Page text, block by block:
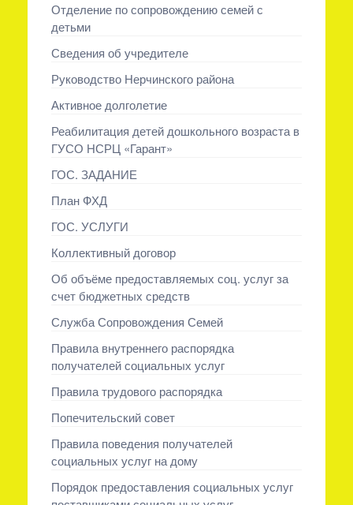
Отделение по сопровождению семей с
детьми
Сведения об учредителе
Руководство Нерчинского района
Активное долголетие
Реабилитация детей дошкольного возраста в
ГУСО НСРЦ «Гарант»
ГОС. ЗАДАНИЕ
План ФХД
ГОС. УСЛУГИ
Коллективный договор
Об объёме предоставляемых соц. услуг за
счет бюджетных средств
Служба Сопровождения Семей
Правила внутреннего распорядка
получателей социальных услуг
Правила трудового распорядка
Попечительский совет
Правила поведения получателей
социальных услуг на дому
Порядок предоставления социальных услуг